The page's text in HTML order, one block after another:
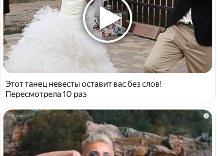
Этот танец невесты оставит вас без слов!
Пересмотрела 10 раз
i